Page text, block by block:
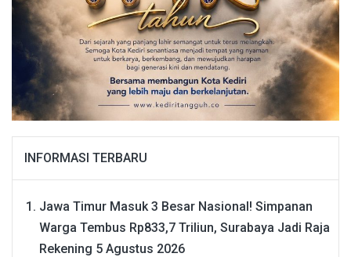
INFORMASI TERBARU
Jawa Timur Masuk 3 Besar Nasional! Simpanan
Warga Tembus Rp833,7 Triliun, Surabaya Jadi Raja
Rekening 5 Agustus 2026